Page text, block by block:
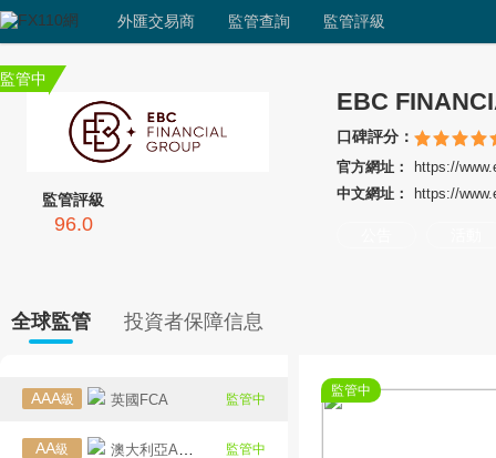
外匯交易商 監管查詢 監管評級
監管中
監管評級
96.0
口碑評分：
官方網址：
https://
中文網址：
https://
全球監管 投資者保障信息
AAA級 英國FCA 監管中
AA級 澳大利亞ASIC 監管中
監管中